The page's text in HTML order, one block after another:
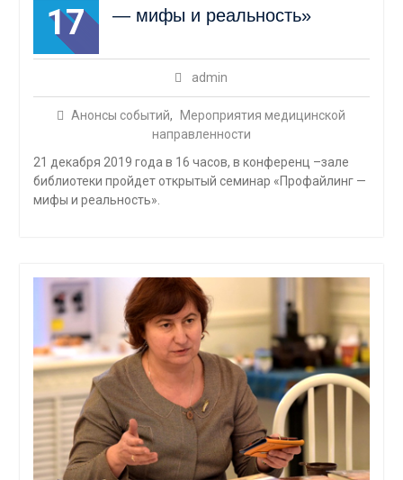
17
— мифы и реальность»
admin
Анонсы событий,
Мероприятия медицинской
направленности
21 декабря 2019 года в 16 часов, в конференц –зале
библиотеки пройдет открытый семинар «Профайлинг —
мифы и реальность».